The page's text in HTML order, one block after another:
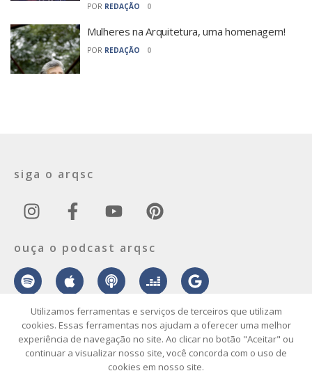
POR REDAÇÃO 0
Mulheres na Arquitetura, uma homenagem!
POR REDAÇÃO 0
siga o arqsc
ouça o podcast arqsc
sobre contato envie seu projeto publicidade vídeo podcast
Utilizamos ferramentas e serviços de terceiros que utilizam
cookies. Essas ferramentas nos ajudam a oferecer uma melhor
experiência de navegação no site. Ao clicar no botão "Aceitar" ou
continuar a visualizar nosso site, você concorda com o uso de
cookies em nosso site.